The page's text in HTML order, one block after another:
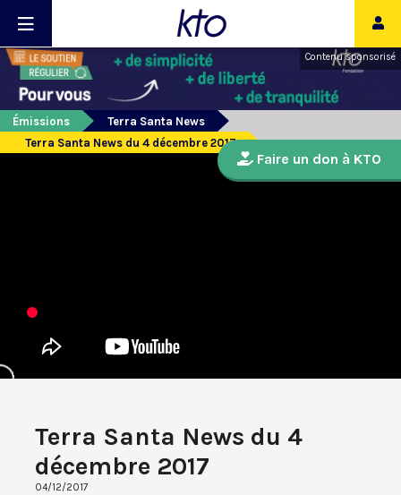
Contenu sponsorisé
Émissions
Terra Santa News
Terra Santa News du 4 décembre 2017
Terra Santa News du 4
décembre 2017
04/12/2017
Faire un don à KTO